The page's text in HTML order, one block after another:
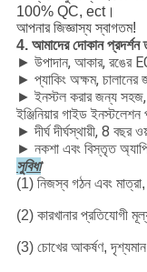
100% QC, ect।
আপনার জিজ্ঞাস্য স্বাগতম!
4. আমাদের দোকান প্রদর্শন
► উপাদান, আকার, রঙের
► প্যাকিং অক্ষম,
► ইনস্টল করার জন্য সহজ,
ইঞ্জিনিয়ার গাইড ইনস্টলেশন
► দীর্ঘ দীর্ঘস্থায়ী, 8 বছর
► নকশা এবং বিস্তৃত
সুবিধা
(1) নিজস্ব গঠন এবং
(2) কারখানার প্রতিযোগী
(3) চোখের আকর্ষণ, দৃশ্যমান,